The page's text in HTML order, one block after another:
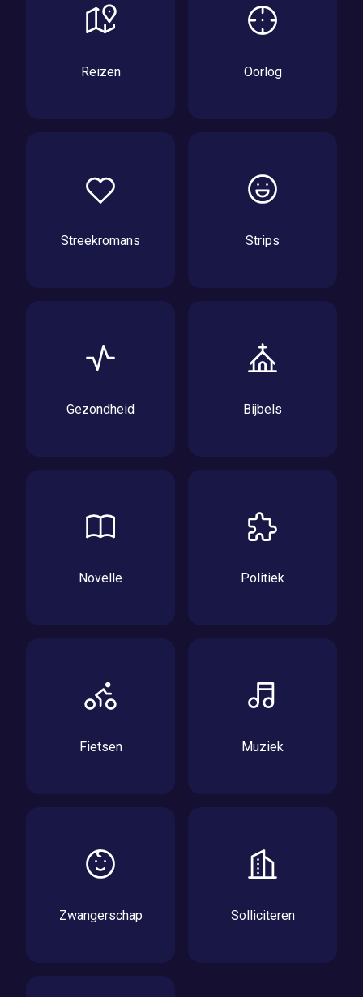
Reizen Oorlog
Streekromans Strips
Gezondheid Bijbels
Novelle Politiek
Fietsen Muziek
Zwangerschap Solliciteren